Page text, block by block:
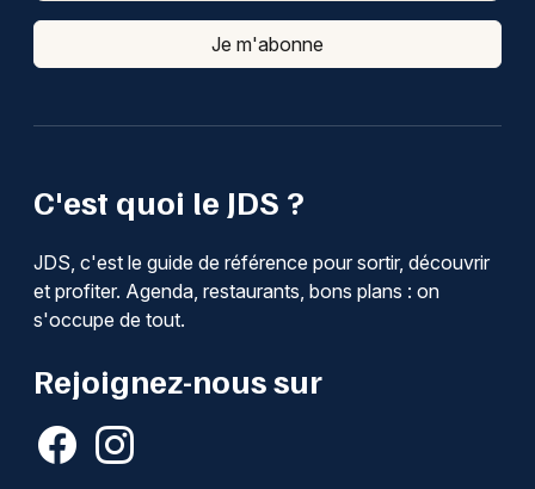
C'est quoi le JDS ?
JDS, c'est le guide de référence pour sortir, découvrir
et profiter. Agenda, restaurants, bons plans : on
s'occupe de tout.
Rejoignez-nous sur
Je m'abonne